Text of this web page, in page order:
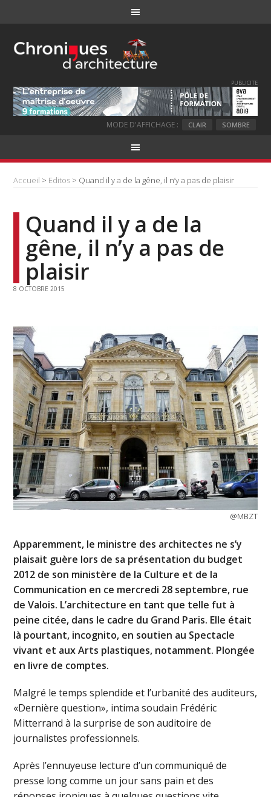
PUBLICITE
MODE D'AFFICHAGE : CLAIR SOMBRE
Accueil > Editos > Quand il y a de la gêne, il n’y a pas de plaisir
Quand il y a de la
gêne, il n’y a pas de
plaisir
8 OCTOBRE 2015
@MBZT
Apparemment, le ministre des architectes ne s’y
plaisait guère lors de sa présentation du budget
2012 de son ministère de la Culture et de la
Communication en ce mercredi 28 septembre, rue
de Valois. L’architecture en tant que telle fut à
peine citée, dans le cadre du Grand Paris. Elle était
là pourtant, incognito, en soutien au Spectacle
vivant et aux Arts plastiques, notamment. Plongée
en livre de comptes.
Malgré le temps splendide et l’urbanité des auditeurs,
«Dernière question», intima soudain Frédéric
Mitterrand à la surprise de son auditoire de
journalistes professionnels.
Après l’ennuyeuse lecture d’un communiqué de
presse long comme un jour sans pain et des